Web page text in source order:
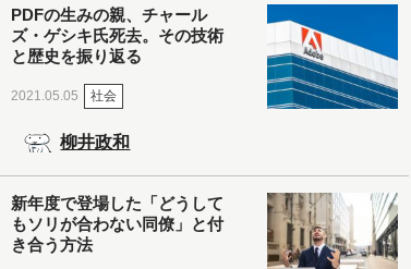
PDFの生みの親、チャール
ズ・ゲシキ氏死去。その技術
と歴史を振り返る
2021.05.05 社会
柳井政和
新年度で登場した「どうして
もソリが合わない同僚」と付
き合う方法